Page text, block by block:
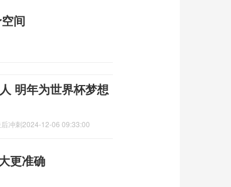
间
明年为世界杯梦想
冲刺2024-12-06 09:33:00
更准确